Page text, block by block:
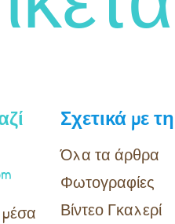
Σχετικά με
Όλα τα άρθρα
Φωτογραφίες
Βίντεο Γκαλερί